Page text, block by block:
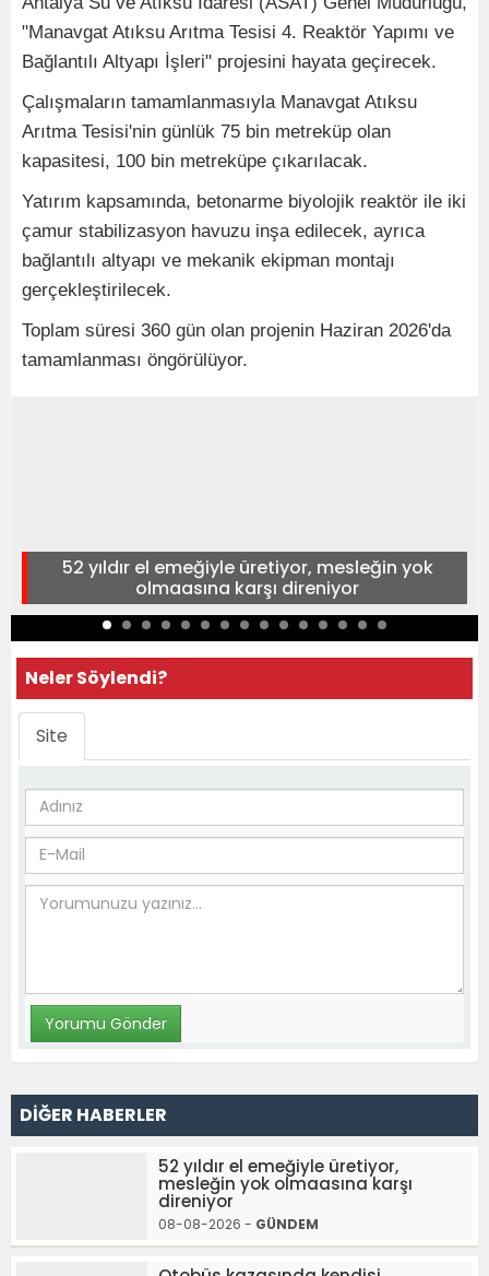
"Manavgat Atıksu Arıtma Tesisi 4. Reaktör Yapımı ve
Bağlantılı Altyapı İşleri" projesini hayata geçirecek.
Çalışmaların tamamlanmasıyla Manavgat Atıksu
Arıtma Tesisi'nin günlük 75 bin metreküp olan
kapasitesi, 100 bin metreküpe çıkarılacak.
Yatırım kapsamında, betonarme biyolojik reaktör ile iki
çamur stabilizasyon havuzu inşa edilecek, ayrıca
bağlantılı altyapı ve mekanik ekipman montajı
gerçekleştirilecek.
Toplam süresi 360 gün olan projenin Haziran 2026'da
tamamlanması öngörülüyor.
52 yıldır el emeğiyle üretiyor, mesleğin yok
olmaasına karşı direniyor
Neler Söylendi?
Site
DİĞER HABERLER
52 yıldır el emeğiyle üretiyor,
mesleğin yok olmaasına karşı
direniyor
08-08-2026 - GÜNDEM